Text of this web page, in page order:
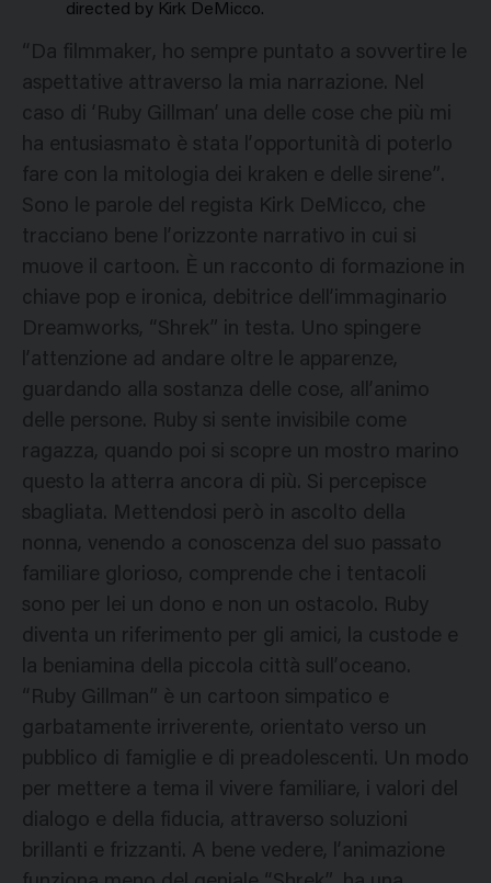
directed by Kirk DeMicco.
“Da filmmaker, ho sempre puntato a sovvertire le
aspettative attraverso la mia narrazione. Nel
caso di ‘Ruby Gillman’ una delle cose che più mi
ha entusiasmato è stata l’opportunità di poterlo
fare con la mitologia dei kraken e delle sirene”.
Sono le parole del regista Kirk DeMicco, che
tracciano bene l’orizzonte narrativo in cui si
muove il cartoon. È un racconto di formazione in
chiave pop e ironica, debitrice dell’immaginario
Dreamworks, “Shrek” in testa. Uno spingere
l’attenzione ad andare oltre le apparenze,
guardando alla sostanza delle cose, all’animo
delle persone. Ruby si sente invisibile come
ragazza, quando poi si scopre un mostro marino
questo la atterra ancora di più. Si percepisce
sbagliata. Mettendosi però in ascolto della
nonna, venendo a conoscenza del suo passato
familiare glorioso, comprende che i tentacoli
sono per lei un dono e non un ostacolo. Ruby
diventa un riferimento per gli amici, la custode e
la beniamina della piccola città sull’oceano.
“Ruby Gillman” è un cartoon simpatico e
garbatamente irriverente, orientato verso un
pubblico di famiglie e di preadolescenti. Un modo
per mettere a tema il vivere familiare, i valori del
dialogo e della fiducia, attraverso soluzioni
brillanti e frizzanti. A bene vedere, l’animazione